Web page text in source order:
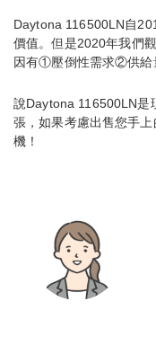
Daytona 116500LN自
價值。但是2020年我們
因有①壓倒性需求②供給
說Daytona 116500LN是
張，如果考慮出售您手
機！